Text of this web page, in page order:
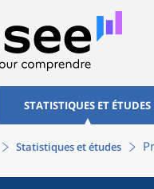
STATISTIQUES ET ÉTUDES
Statistiques et études